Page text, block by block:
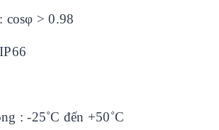
cosφ > 0.98
: -25˚C đến +50˚C